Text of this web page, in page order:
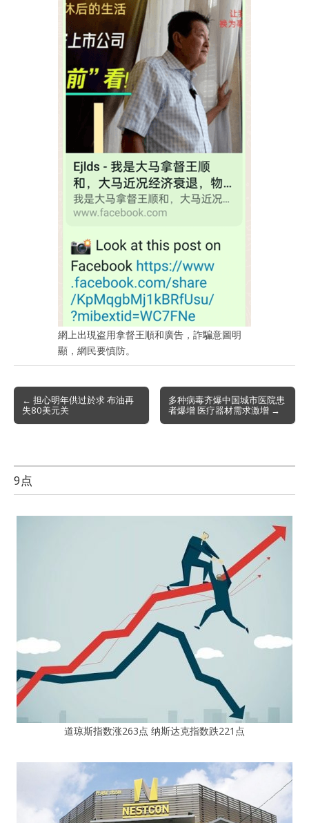
網上出現盗用拿督王順和廣告，詐騙意圖明
顯，網民要慎防。
Post
navigation
← 担心明年供过於求 布油再
失80美元关
多种病毒齐爆中国城市医院患
者爆增 医疗器材需求激增 →
9点
道琼斯指数涨263点 纳斯达克指数跌221点